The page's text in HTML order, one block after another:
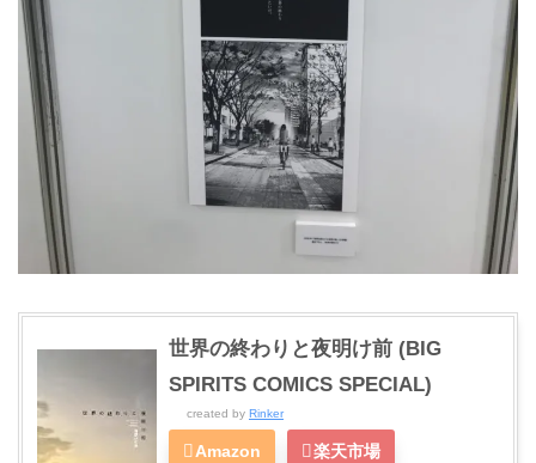
世界の終わりと夜明け前 (BIG
SPIRITS COMICS SPECIAL)
created by Rinker
Amazon 楽天市場